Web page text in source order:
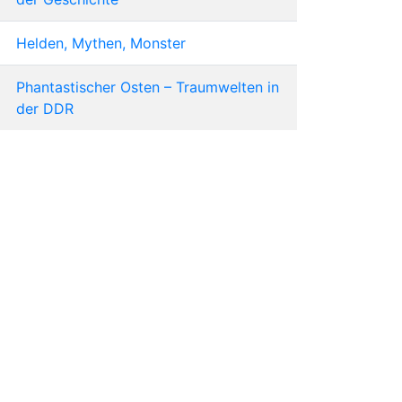
Helden, Mythen, Monster
Phantastischer Osten – Traumwelten in
der DDR